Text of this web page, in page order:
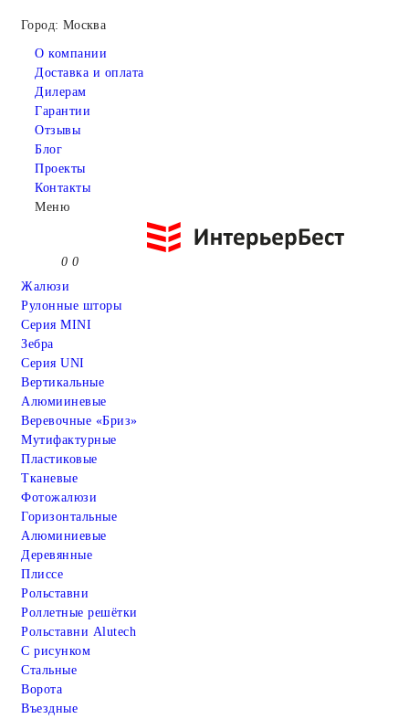
Город: Москва
О компании
Доставка и оплата
Дилерам
Гарантии
Отзывы
Блог
Проекты
Контакты
Меню
0 0
Жалюзи
Рулонные шторы
Серия MINI
Зебра
Серия UNI
Вертикальные
Алюмииневые
Веревочные «Бриз»
Мутифактурные
Пластиковые
Тканевые
Фотожалюзи
Горизонтальные
Алюминиевые
Деревянные
Плиссе
Рольставни
Роллетные решётки
Рольставни Alutech
С рисунком
Стальные
Ворота
Въездные